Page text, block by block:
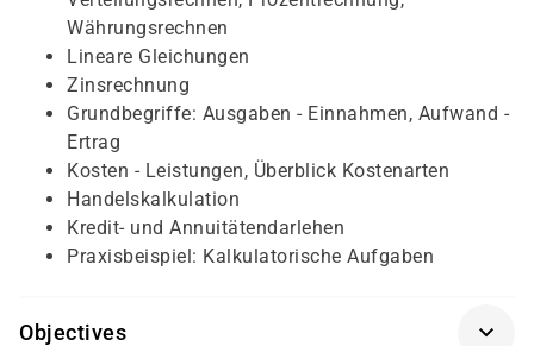
Währungsrechnen
Lineare Gleichungen
Zinsrechnung
Grundbegriffe: Ausgaben - Einnahmen, Aufwand -
Ertrag
Kosten - Leistungen, Überblick Kostenarten
Handelskalkulation
Kredit- und Annuitätendarlehen
Praxisbeispiel: Kalkulatorische Aufgaben
Objectives